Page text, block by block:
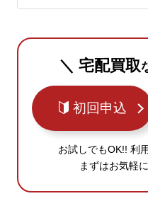
＼ 宅配買取
初回申込
お試しでもOK!! 利
まずはお気軽